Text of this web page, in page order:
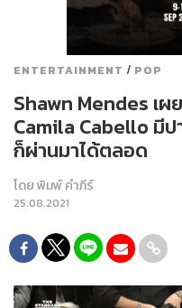
ENTERTAINMENT / POP
Shawn Mendes เผ
Camila Cabello มี
ก็ผ่านมาได้ตลอด
โดยพิมพ์ คำภีร์
25.08.2021